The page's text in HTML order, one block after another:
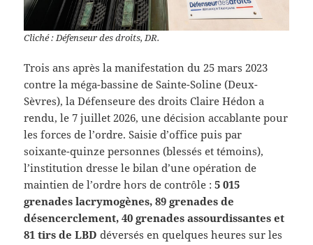
Cliché : Défenseur des droits, DR.
Trois ans après la manifestation du 25 mars 2023
contre la méga-bassine de Sainte-Soline (Deux-
Sèvres), la Défenseure des droits Claire Hédon a
rendu, le 7 juillet 2026, une décision accablante pour
les forces de l’ordre. Saisie d’office puis par
soixante-quinze personnes (blessés et témoins),
l’institution dresse le bilan d’une opération de
maintien de l’ordre hors de contrôle :5 015
grenades lacrymogènes, 89 grenades de
désencerclement, 40 grenades assourdissantes et
81 tirs de LBDdéversés en quelques heures sur les